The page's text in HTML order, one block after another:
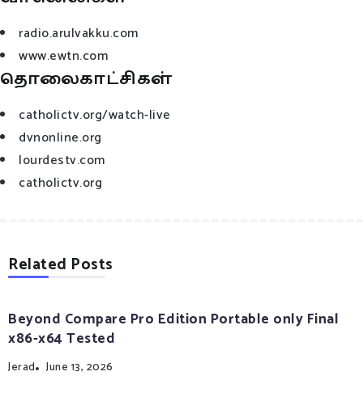
radio.arulvakku.com
www.ewtn.com
தொலைகாட்சிகள்
catholictv.org/watch-live
dvnonline.org
lourdestv.com
catholictv.org
Related Posts
Beyond Compare Pro Edition Portable only Final
x86-x64 Tested
Jerad June 13, 2026